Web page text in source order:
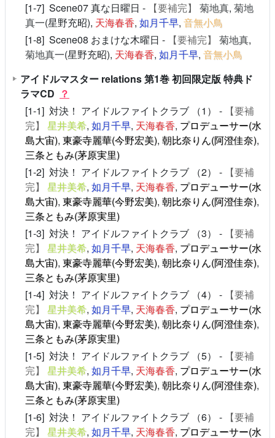
[1-7] Scene07 真な日曜日 -
【要補完】 菊地真, 菊地
真一(星野充昭), 天海春香, 如月千早, 音無小鳥
[1-8] Scene08 おまけな木曜日 -
【要補完】 菊地真,
菊地真一(星野充昭), 天海春香, 如月千早, 音無小鳥
アイドルマスター relations 第1巻 初回限定版 特典ド
ラマCD ？
[1-1] 対決！ アイドルファイトクラブ （1） -
【要補
完】
星井美希, 如月千早, 天海春香, プロデューサー(水
島大宙), 東豪寺麗華(今野宏美), 朝比奈りん(阿澄佳奈),
三条ともみ(茅原実里)
[1-2] 対決！ アイドルファイトクラブ （2） -
【要補
完】
星井美希, 如月千早, 天海春香, プロデューサー(水
島大宙), 東豪寺麗華(今野宏美), 朝比奈りん(阿澄佳奈),
三条ともみ(茅原実里)
[1-3] 対決！ アイドルファイトクラブ （3） -
【要補
完】
星井美希, 如月千早, 天海春香, プロデューサー(水
島大宙), 東豪寺麗華(今野宏美), 朝比奈りん(阿澄佳奈),
三条ともみ(茅原実里)
[1-4] 対決！ アイドルファイトクラブ （4） -
【要補
完】
星井美希, 如月千早, 天海春香, プロデューサー(水
島大宙), 東豪寺麗華(今野宏美), 朝比奈りん(阿澄佳奈),
三条ともみ(茅原実里)
[1-5] 対決！ アイドルファイトクラブ （5） -
【要補
完】
星井美希, 如月千早, 天海春香, プロデューサー(水
島大宙), 東豪寺麗華(今野宏美), 朝比奈りん(阿澄佳奈),
三条ともみ(茅原実里)
[1-6] 対決！ アイドルファイトクラブ （6） -
【要補
完】
星井美希, 如月千早, 天海春香, プロデューサー(水